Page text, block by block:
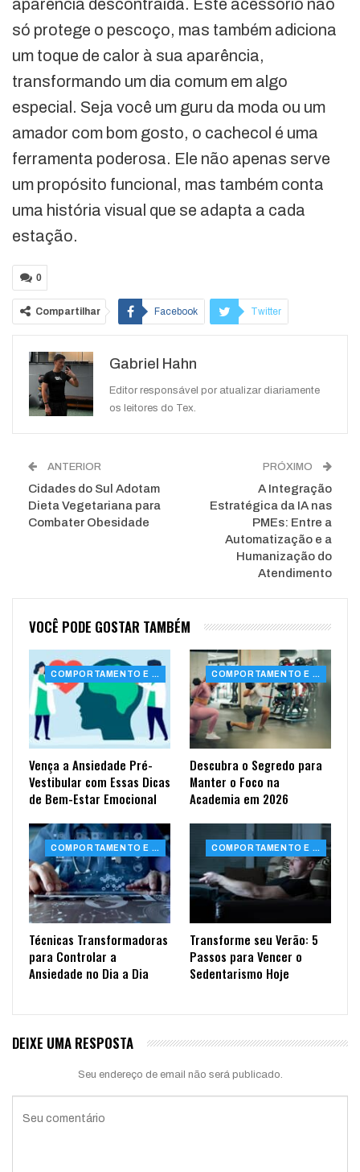
aparência descontraída. Este acessório não
só protege o pescoço, mas também adiciona
um toque de calor à sua aparência,
transformando um dia comum em algo
especial. Seja você um guru da moda ou um
amador com bom gosto, o cachecol é uma
ferramenta poderosa. Ele não apenas serve
um propósito funcional, mas também conta
uma história visual que se adapta a cada
estação.
0
Compartilhar Facebook Twitter
WhatsApp
Gabriel Hahn
Editor responsável por atualizar diariamente
os leitores do Tex.
ANTERIOR
Cidades do Sul Adotam
Dieta Vegetariana para
Combater Obesidade
PRÓXIMO
A Integração
Estratégica da IA nas
PMEs: Entre a
Automatização e a
Humanização do
Atendimento
VOCÊ PODE GOSTAR TAMBÉM
COMPORTAMENTO E SAÚDE
Vença a Ansiedade Pré-
Vestibular com Essas Dicas
de Bem-Estar Emocional
COMPORTAMENTO E SAÚDE
Descubra o Segredo para
Manter o Foco na
Academia em 2026
COMPORTAMENTO E SAÚDE
Técnicas Transformadoras
para Controlar a
Ansiedade no Dia a Dia
COMPORTAMENTO E SAÚDE
Transforme seu Verão: 5
Passos para Vencer o
Sedentarismo Hoje
DEIXE UMA RESPOSTA
Seu endereço de email não será publicado.